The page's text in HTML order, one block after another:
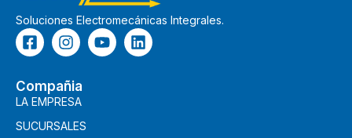
Soluciones Electromecánicas Integrales.
Compañia
LA EMPRESA
SUCURSALES